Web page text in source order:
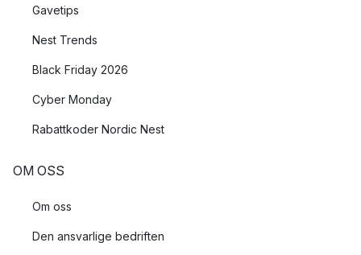
Gavetips
Nest Trends
Black Friday 2026
Cyber Monday
Rabattkoder Nordic Nest
OM OSS
Om oss
Den ansvarlige bedriften